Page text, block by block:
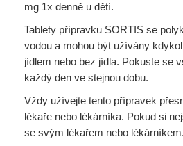
mg 1x denně u dětí.
Tablety přípravku SORTIS se
vodou a mohou být užívány
jídlem nebo bez jídla. Pokuste se
každý den ve stejnou dobu.
Vždy užívejte tento přípravek
lékaře nebo lékárníka. Pokud si
se svým lékařem nebo lékárníkem.